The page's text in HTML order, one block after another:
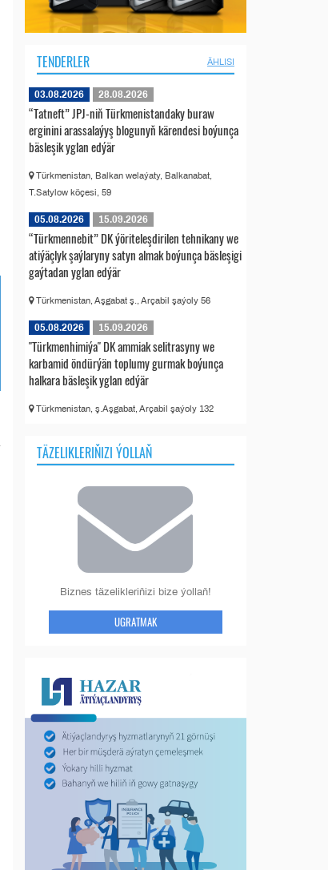
TENDERLER ÄHLISI
03.08.2026 28.08.2026
“Tatneft” JPJ-niň Türkmenistandaky buraw
erginini arassalaýyş blogunyň kärendesi boýunça
bäsleşik yglan edýär
Türkmenistan, Balkan welaýaty, Balkanabat,
T.Satylow köçesi, 59
05.08.2026 15.09.2026
“Türkmennebit” DK ýöriteleşdirilen tehnikany we
atiýäçlyk şaýlaryny satyn almak boýunça bäsleşigi
gaýtadan yglan edýär
Türkmenistan, Aşgabat ş., Arçabil şaýoly 56
05.08.2026 15.09.2026
"Türkmenhimiýa" DK ammiak selitrasyny we
karbamid öndürýän toplumy gurmak boýunça
halkara bäsleşik yglan edýär
Türkmenistan, ş.Aşgabat, Arçabil şaýoly 132
TÄZELIKLERIŇIZI ÝOLLAŇ
Biznes täzelikleriňizi bize ýollaň!
UGRATMAK